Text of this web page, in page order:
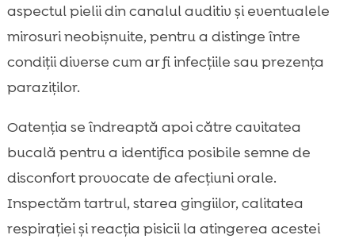
aspectul pielii din canalul auditiv și eventualele
mirosuri neobișnuite, pentru a distinge între
condiții diverse cum ar fi infecțiile sau prezența
paraziților.
Oatenția se îndreaptă apoi către cavitatea
bucală pentru a identifica posibile semne de
disconfort provocate de afecțiuni orale.
Inspectăm tartrul, starea gingiilor, calitatea
respirației și reacția pisicii la atingerea acestei